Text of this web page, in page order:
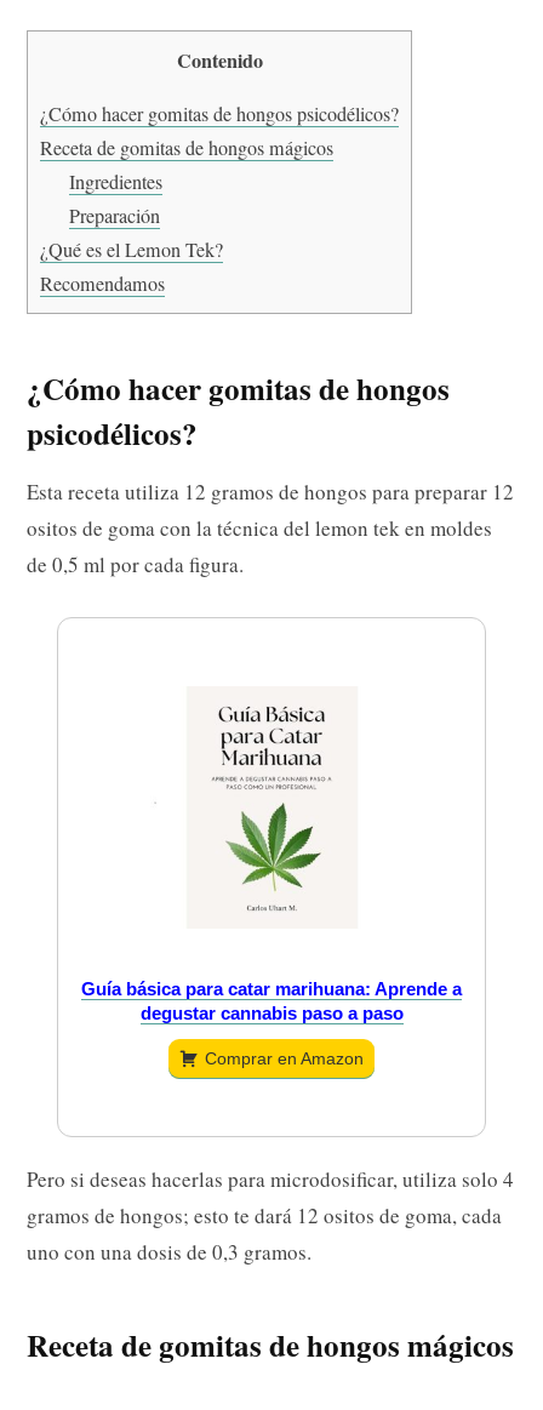
Contenido
¿Cómo hacer gomitas de hongos psicodélicos?
Receta de gomitas de hongos mágicos
Ingredientes
Preparación
¿Qué es el Lemon Tek?
Recomendamos
¿Cómo hacer gomitas de hongos
psicodélicos?
Esta receta utiliza 12 gramos de hongos para preparar 12
ositos de goma con la técnica del lemon tek en moldes
de 0,5 ml por cada figura.
Guía básica para catar marihuana: Aprende a
degustar cannabis paso a paso
Comprar en Amazon
Pero si deseas hacerlas para microdosificar, utiliza solo 4
gramos de hongos; esto te dará 12 ositos de goma, cada
uno con una dosis de 0,3 gramos.
Receta de gomitas de hongos mágicos